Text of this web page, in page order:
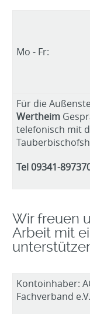
Mo - Fr:
Für die
Wertheim
telefonisch mit
Tel 09341-
Wir freuen
Arbeit mit
Kontoinhaber:
Fachverband e.V.